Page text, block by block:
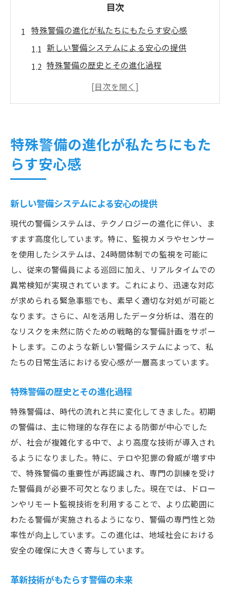
目次
特殊警備の進化が私たちにもたらす安心感
新しい警備システムによる安心の提供
特殊警備の歴史とその進化過程
革新技術がもたらす警備の未来
目立たないが重要な警備の役割を再評価する
見えないところで働く警備のプロ
社会における警備の重要な役割
警備業務における日々の挑戦
特殊警備が果たす役割とその意義
目立たないが欠かせない警備の存在
新技術導入で警備に革命を起こす時代
AIとロボットが変える警備風景
新技術がもたらす警備の効率化
デジタル時代のセキュリティ対策
特殊警備とテクノロジーの融合
警備の最前線で活躍する隠れたヒーローたちの
物語
現場で奮闘する警備員の一日
特殊警備に携わるプロフェッショナルたち
人知れず社会を支える英雄たち
日々の努力が生み出す安心感
警備員たちの誇りと職務への情熱
ヒーローたちの影なる活躍
特殊警備が持つ地域社会への貢献とその未来
地域防犯における警備の役割
安全な街づくりへの警備の貢献
特殊警備の進化が私たちにもた
らす安心感
新しい警備システムによる安心の提供
現代の警備システムは、テクノロジーの進化に伴い、ま
すます高度化しています。特に、監視カメラやセンサー
を使用したシステムは、24時間体制での監視を可能に
し、従来の警備員による巡回に加え、リアルタイムでの
異常検知が実現されています。これにより、迅速な対応
が求められる緊急事態でも、素早く適切な対処が可能と
なります。さらに、AIを活用したデータ分析は、潜在的
なリスクを未然に防ぐための戦略的な警備計画をサポー
トします。このような新しい警備システムによって、私
たちの日常生活における安心感が一層高まっています。
特殊警備の歴史とその進化過程
特殊警備は、時代の流れと共に変化してきました。初期
の警備は、主に物理的な存在による防御が中心でした
が、社会が複雑化する中で、より高度な技術が導入され
るようになりました。特に、テロや犯罪の脅威が増す中
で、特殊警備の重要性が再認識され、専門の訓練を受け
た警備員が必要不可欠となりました。現在では、ドロー
ンやリモート監視技術を利用することで、より広範囲に
わたる警備が実施されるようになり、警備の専門性と効
率性が向上しています。この進化は、地域社会における
安全の確保に大きく寄与しています。
革新技術がもたらす警備の未来